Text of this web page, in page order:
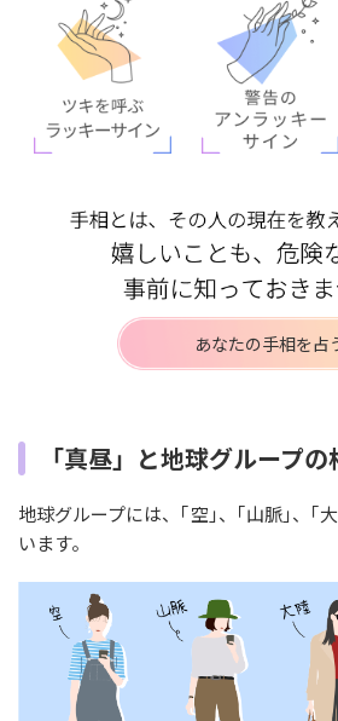
あなたの手相を占
「真昼」と地球グループの
地球グループには、｢空｣、｢山脈｣、｢
います。